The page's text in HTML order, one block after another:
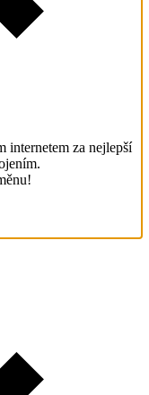
internetem za nejlepší